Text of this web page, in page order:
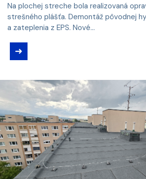
Na plochej streche bola realizovaná
strešného plášťa. Demontáž pôvodnej
a zateplenia z EPS. Nové...
➜